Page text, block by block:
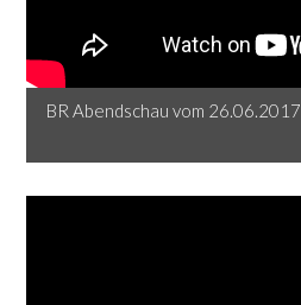
BR Abendschau vom 26.06.2017